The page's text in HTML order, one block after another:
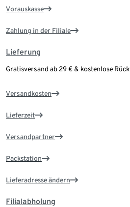
Vorauskasse
Zahlung in der Filiale
Lieferung
Gratisversand ab 29 € & kostenlose
Versandkosten
Lieferzeit
Versandpartner
Packstation
Lieferadresse ändern
Filialabholung